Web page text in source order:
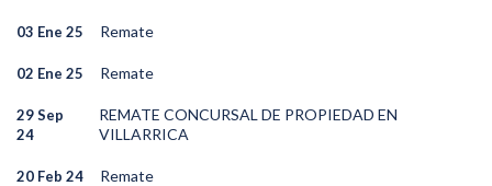
03 Ene 25 Remate
02 Ene 25 Remate
29 Sep
24
REMATE CONCURSAL DE PROPIEDAD EN
VILLARRICA
20 Feb 24 Remate